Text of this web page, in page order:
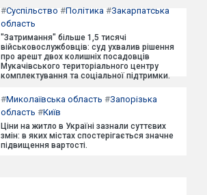
#Суспільство #Політика #Закарпатська
область
"Затримання" більше 1,5 тисячі
військовослужбовців: суд ухвалив рішення
про арешт двох колишніх посадовців
Мукачівського територіального центру
комплектування та соціальної підтримки.
#Миколаївська область #Запорізька
область #Київ
Ціни на житло в Україні зазнали суттєвих
змін: в яких містах спостерігається значне
підвищення вартості.